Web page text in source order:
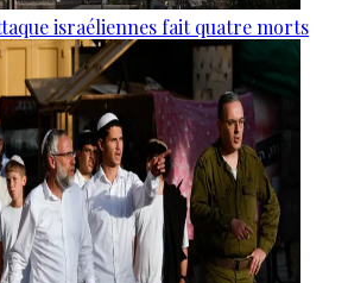
israéliennes fait quatre morts